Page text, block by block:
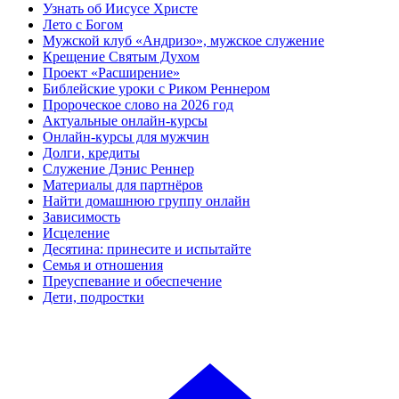
Узнать об Иисусе Христе
Лето с Богом
Мужской клуб «Андризо», мужское служение
Крещение Святым Духом
Проект «Расширение»
Библейские уроки с Риком Реннером
Пророческое слово на 2026 год
Актуальные онлайн-курсы
Онлайн-курсы для мужчин
Долги, кредиты
Служение Дэнис Реннер
Материалы для партнёров
Найти домашнюю группу онлайн
Зависимость
Исцеление
Десятина: принесите и испытайте
Семья и отношения
Преуспевание и обеспечение
Дети, подростки